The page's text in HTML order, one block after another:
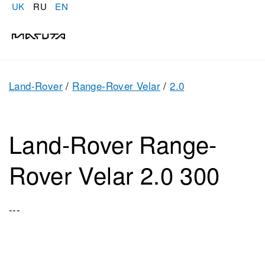
UK RU EN
Land-Rover / Range-Rover Velar / 2.0
Land-Rover Range-
Rover Velar 2.0 300
---